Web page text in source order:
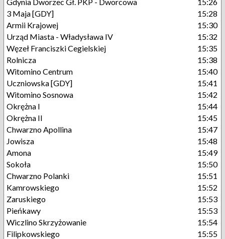
3 Maja [GDY]
15:28
Armii Krajowej
15:30
Urząd Miasta - Władysława IV
15:32
Węzeł Franciszki Cegielskiej
15:35
Rolnicza
15:38
Witomino Centrum
15:40
Uczniowska [GDY]
15:41
Witomino Sosnowa
15:42
Okrężna I
15:44
Okrężna II
15:45
Chwarzno Apollina
15:47
Jowisza
15:48
Amona
15:49
Sokoła
15:50
Chwarzno Polanki
15:51
Kamrowskiego
15:52
Zaruskiego
15:53
Pieńkawy
15:53
Wiczlino Skrzyżowanie
15:54
Filipkowskiego
15:55